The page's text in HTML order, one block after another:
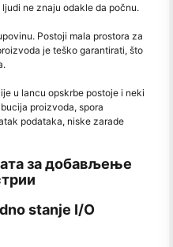
ne znaju odakle da počnu.
Postoji mala prostora za
je teško garantirati, što
u lancu opskrbe postoje i neki
proizvoda, spora
podataka, niske zarade
за добављење
stanje I/O